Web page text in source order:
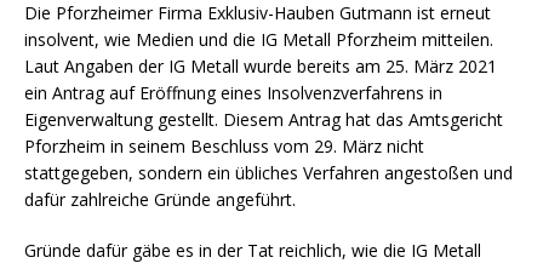
Die Pforzheimer Firma Exklusiv-Hauben Gutmann ist erneut
insolvent, wie Medien und die IG Metall Pforzheim mitteilen.
Laut Angaben der IG Metall wurde bereits am 25. März 2021
ein Antrag auf Eröffnung eines Insolvenzverfahrens in
Eigenverwaltung gestellt. Diesem Antrag hat das Amtsgericht
Pforzheim in seinem Beschluss vom 29. März nicht
stattgegeben, sondern ein übliches Verfahren angestoßen und
dafür zahlreiche Gründe angeführt.
Gründe dafür gäbe es in der Tat reichlich, wie die IG Metall